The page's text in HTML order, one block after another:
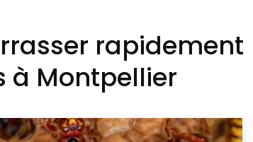
rapidement
à Montpellier